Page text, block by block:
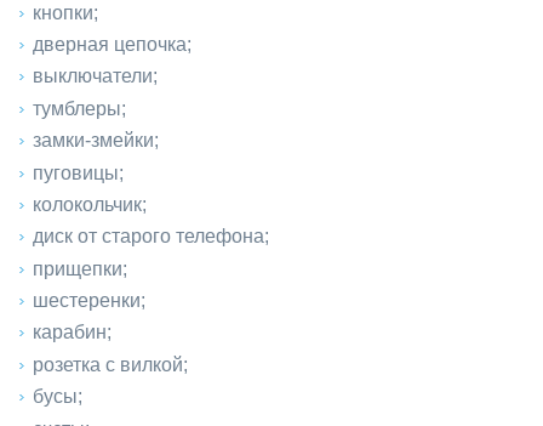
кнопки;
дверная цепочка;
выключатели;
тумблеры;
замки-змейки;
пуговицы;
колокольчик;
диск от старого телефона;
прищепки;
шестеренки;
карабин;
розетка с вилкой;
бусы;